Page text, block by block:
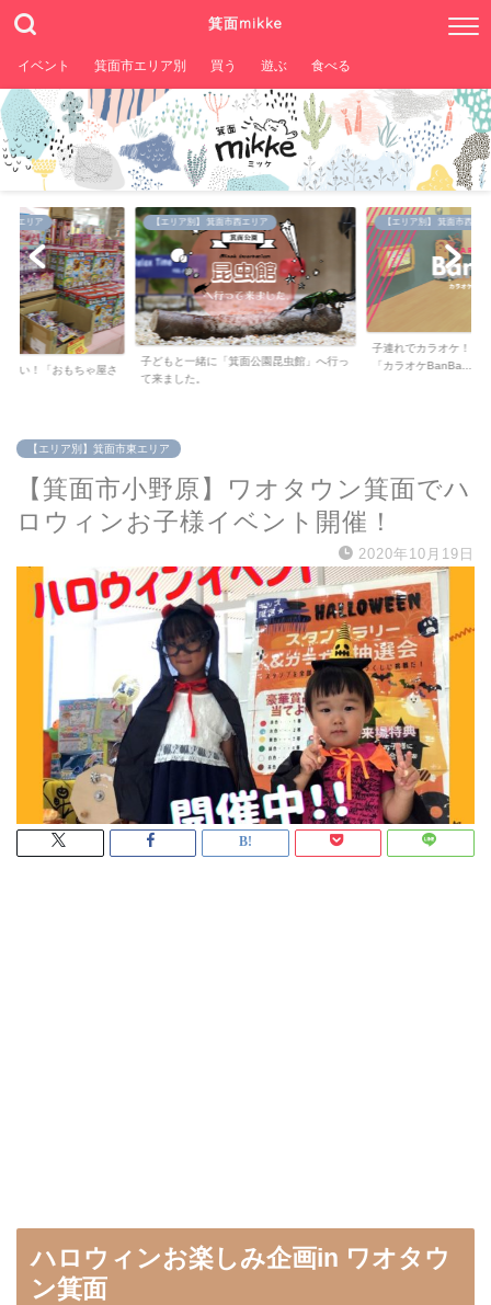
箕面mikke
イベント 箕面市エリア別 買う 遊ぶ 食べる
。
エリア別】 箕面市西エリア
もと一緒に「箕面公園昆虫館」へ行っ
ました。
【エリア別】 箕面市西エリア
子連れでカラオケ！キッズルームがある
「カラオケBanBa...
【エリ
箕面市
【エリア別】箕面市東エリア
【箕面市小野原】ワオタウン箕面でハ
ロウィンお子様イベント開催！
2020年10月19日
ハロウィンお楽しみ企画in ワオタウ
ン箕面